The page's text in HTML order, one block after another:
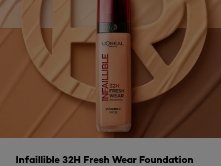
Infaillible 32H Fresh Wear Foundation